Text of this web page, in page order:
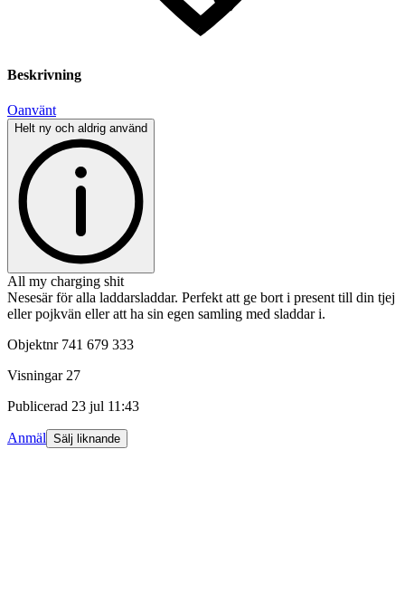
Beskrivning
Oanvänt
Helt ny och aldrig använd
All my charging shit
Nesesär för alla laddarsladdar. Perfekt att ge bort i present till din tjej
eller pojkvän eller att ha sin egen samling med sladdar i.
Objektnr 741 679 333
Visningar 27
Publicerad 23 jul 11:43
Anmäl Sälj liknande